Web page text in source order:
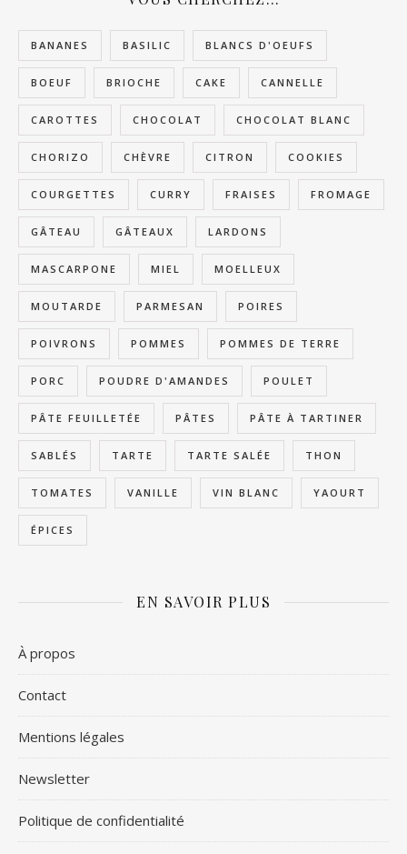
BANANES BASILIC BLANCS D'OEUFS
BOEUF BRIOCHE CAKE CANNELLE
CAROTTES CHOCOLAT CHOCOLAT BLANC
CHORIZO CHÈVRE CITRON COOKIES
COURGETTES CURRY FRAISES FROMAGE
GÂTEAU GÂTEAUX LARDONS
MASCARPONE MIEL MOELLEUX
MOUTARDE PARMESAN POIRES
POIVRONS POMMES POMMES DE TERRE
PORC POUDRE D'AMANDES POULET
PÂTE FEUILLETÉE PÂTES PÂTE À TARTINER
SABLÉS TARTE TARTE SALÉE THON
TOMATES VANILLE VIN BLANC YAOURT
ÉPICES
EN SAVOIR PLUS
À propos
Contact
Mentions légales
Newsletter
Politique de confidentialité